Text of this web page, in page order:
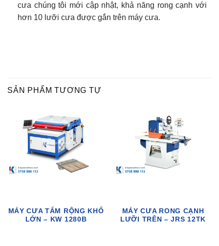
cưa chúng tôi mới cập nhật, khả năng rong cạnh với
hơn 10 lưỡi cưa được gắn trên máy cưa.
SẢN PHẨM TƯƠNG TỰ
MÁY CƯA TẤM RỘNG KHỔ
LỚN – KW 1280B
MÁY CƯA RONG CẠNH
LƯỠI TRÊN – JRS 12TK